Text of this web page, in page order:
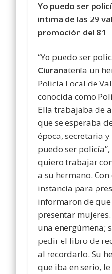
Yo puedo ser
íntima de las 29
promoción del 81
“Yo puedo ser
Ciuranatenía un
Policía Local de
conocida como
Ella trabajaba de
que se esperaba
época, secretaria y
puedo ser policía”,
quiero trabajar
a su hermano.
instancia para
informaron de
presentar
una energúmena;
pedir el libro de
al recordarlo. Su
que iba en serio,